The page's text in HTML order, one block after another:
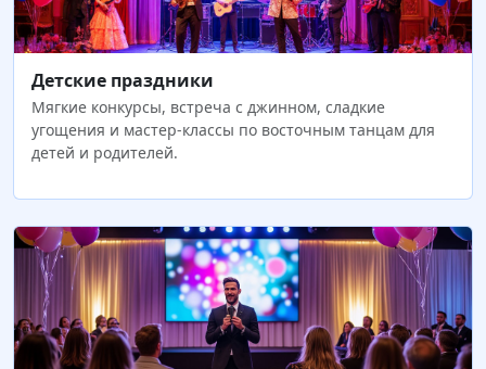
Детские праздники
Мягкие конкурсы, встреча с джинном, сладкие
угощения и мастер-классы по восточным танцам для
детей и родителей.